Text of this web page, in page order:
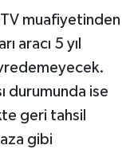
muafiyetinden
aracı 5 yıl
durumunda ise
geri tahsil
gibi